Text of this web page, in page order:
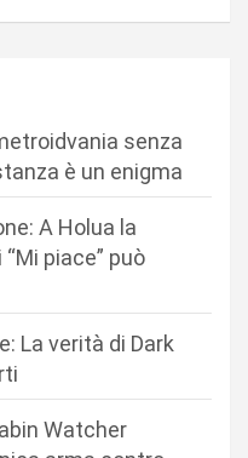
senza
è un enigma
A Holua la
piace” può
La verità di Dark
Watcher